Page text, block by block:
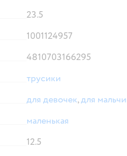
23.5
1001124957
4810703166295
трусики
для девочек,для
маленькая
12.5